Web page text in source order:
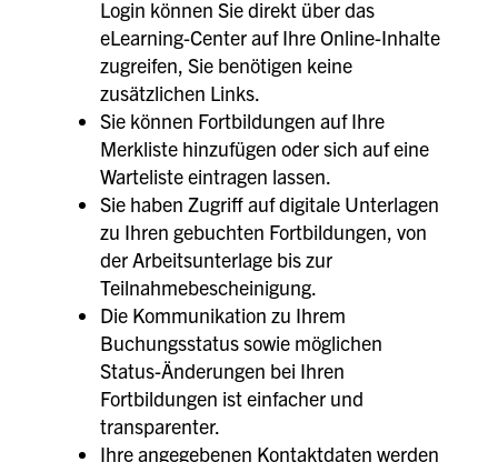
Login können Sie direkt über das
eLearning-Center auf Ihre Online-Inhalte
zugreifen, Sie benötigen keine
zusätzlichen Links.
Sie können Fortbildungen auf Ihre
Merkliste hinzufügen oder sich auf eine
Warteliste eintragen lassen.
Sie haben Zugriff auf digitale Unterlagen
zu Ihren gebuchten Fortbildungen, von
der Arbeitsunterlage bis zur
Teilnahmebescheinigung.
Die Kommunikation zu Ihrem
Buchungsstatus sowie möglichen
Status-Änderungen bei Ihren
Fortbildungen ist einfacher und
transparenter.
Ihre angegebenen Kontaktdaten werden